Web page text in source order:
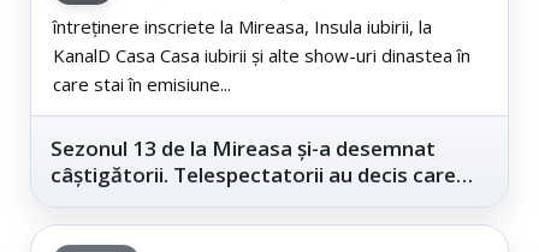
întreținere inscriete la Mireasa, Insula iubirii, la
KanalD Casa Casa iubirii și alte show-uri dinastea în
care stai în emisiune...
Sezonul 13 de la Mireasa și-a desemnat
câștigătorii. Telespectatorii au decis care